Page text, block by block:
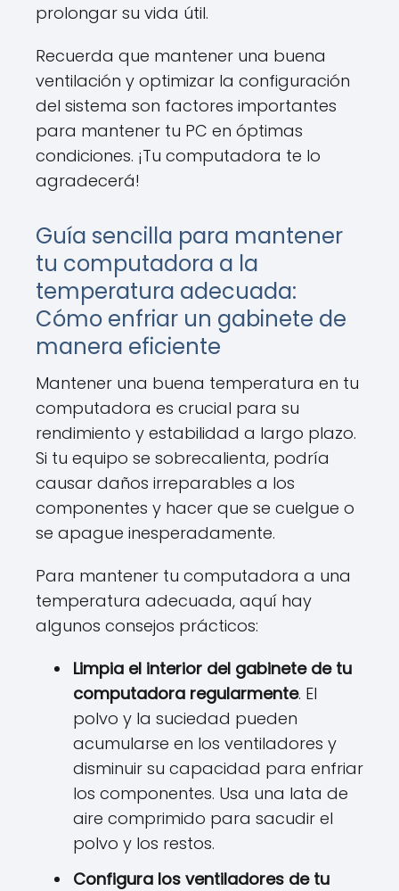
prolongar su vida útil.
Recuerda que mantener una buena
ventilación y optimizar la configuración
del sistema son factores importantes
para mantener tu PC en óptimas
condiciones. ¡Tu computadora te lo
agradecerá!
Guía sencilla para mantener
tu computadora a la
temperatura adecuada:
Cómo enfriar un gabinete de
manera eficiente
Mantener una buena temperatura en tu
computadora es crucial para su
rendimiento y estabilidad a largo plazo.
Si tu equipo se sobrecalienta, podría
causar daños irreparables a los
componentes y hacer que se cuelgue o
se apague inesperadamente.
Para mantener tu computadora a una
temperatura adecuada, aquí hay
algunos consejos prácticos:
Limpia el interior del gabinete de tu
computadora regularmente. El
polvo y la suciedad pueden
acumularse en los ventiladores y
disminuir su capacidad para enfriar
los componentes. Usa una lata de
aire comprimido para sacudir el
polvo y los restos.
Configura los ventiladores de tu